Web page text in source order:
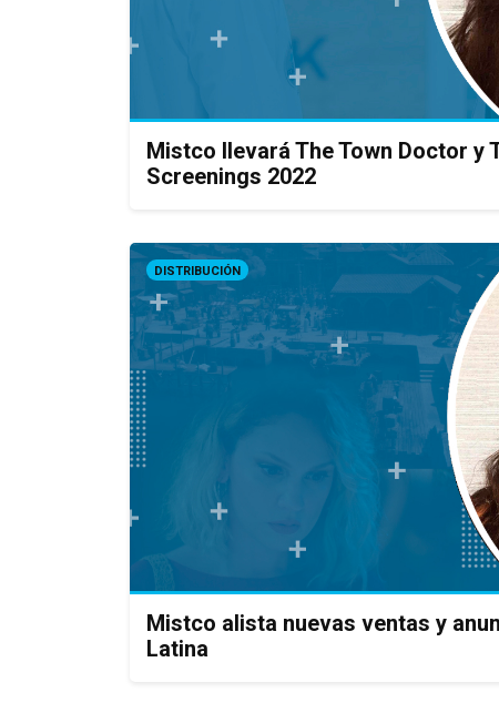
Mistco llevará The Town Doctor y
Screenings 2022
DISTRIBUCIÓN
Mistco alista nuevas ventas y
Latina